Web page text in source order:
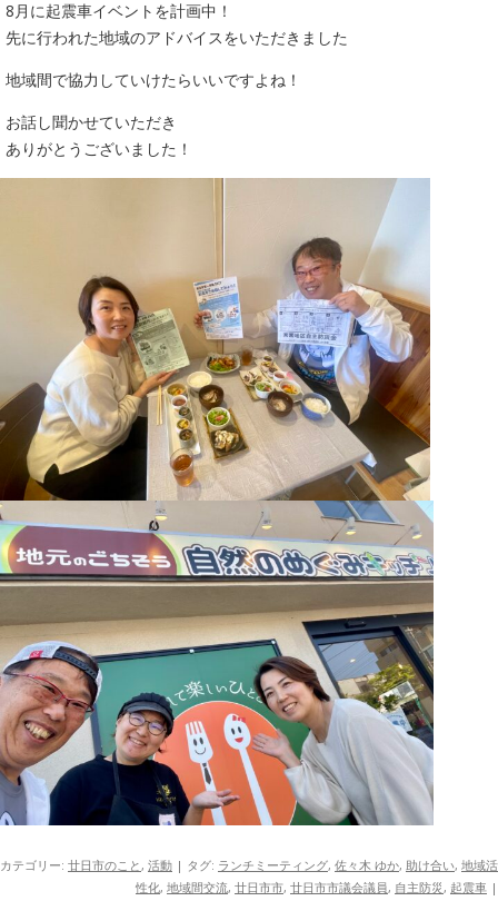
8月に起震車イベントを計画中！
先に行われた地域のアドバイスをいただきました
地域間で協力していけたらいいですよね！
お話し聞かせていただき
ありがとうございました！
カテゴリー: 廿日市のこと, 活動 | タグ: ランチミーティング, 佐々木 ゆか, 助け合い, 地域活
性化, 地域間交流, 廿日市市, 廿日市市議会議員, 自主防災, 起震車 |